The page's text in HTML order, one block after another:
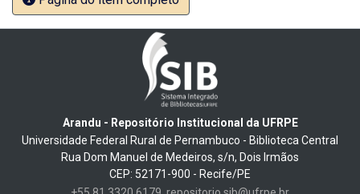
Arandu - Repositório Institucional da UFRPE
Universidade Federal Rural de Pernambuco - Biblioteca Central
Rua Dom Manuel de Medeiros, s/n, Dois Irmãos
CEP: 52171-900 - Recife/PE